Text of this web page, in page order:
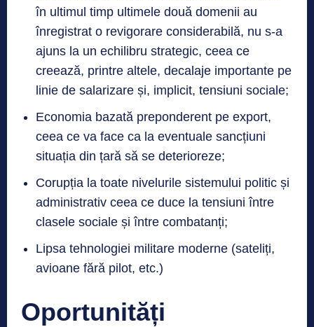
în ultimul timp ultimele două domenii au
înregistrat o revigorare considerabilă, nu s-a
ajuns la un echilibru strategic, ceea ce
creează, printre altele, decalaje importante pe
linie de salarizare și, implicit, tensiuni sociale;
Economia bazată preponderent pe export,
ceea ce va face ca la eventuale sancțiuni
situația din țară să se deterioreze;
Corupția la toate nivelurile sistemului politic și
administrativ ceea ce duce la tensiuni între
clasele sociale și între combatanți;
Lipsa tehnologiei militare moderne (sateliți,
avioane fără pilot, etc.)
Oportunități